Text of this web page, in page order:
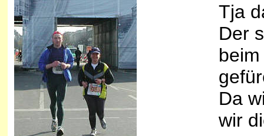
Tja
Der
Da
wir